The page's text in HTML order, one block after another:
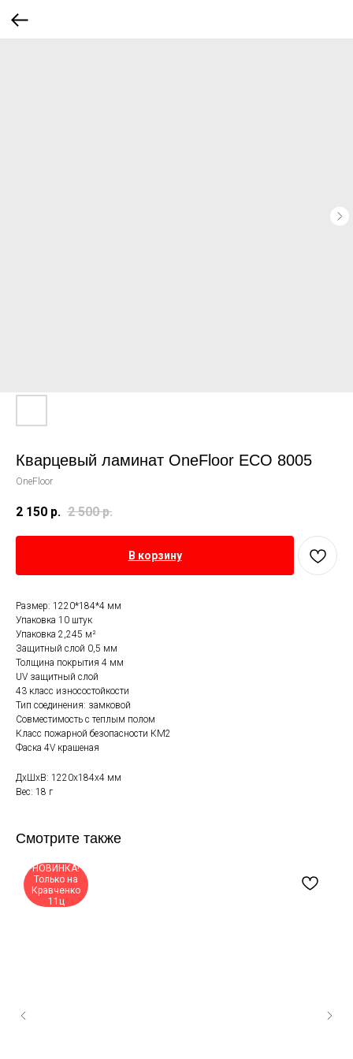
Кварцевый ламинат OneFloor ЕСО 8005
OneFloor
2 150 р. 2 500 р.
В корзину
Размер: 1220*184*4 мм
Упаковка 10 штук
Упаковка 2,245 м²
Защитный слой 0,5 мм
Толщина покрытия 4 мм
UV защитный слой
43 класс износостойкости
Тип соединения: замковой
Совместимость с теплым полом
Класс пожарной безопасности КМ2
Фаска 4V крашеная
ДxШxВ: 1220x184x4 мм
Вес: 18 г
Смотрите также
НОВИНКА!
Только на
Кравченко
11ц